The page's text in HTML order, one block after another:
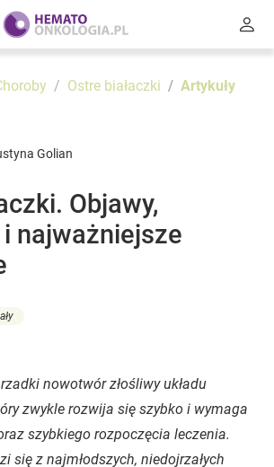
Ostre białaczki Artykuły
Golian
Objawy,
najważniejsze
nowotwór złośliwy układu
zwykle rozwija się szybko i wymaga
szybkiego rozpoczęcia leczenia.
się z najmłodszych, niedojrzałych